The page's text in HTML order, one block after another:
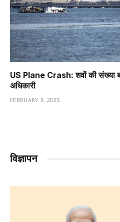
US Plane Crash: शवों की संख्या
अधिकारी
FEBRUARY 3, 2025
विज्ञापन